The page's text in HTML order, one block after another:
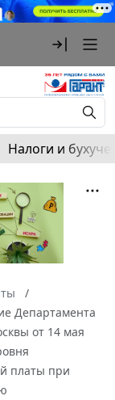
Налоги и
Департамента
от 14 мая
платы при